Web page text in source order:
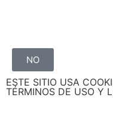
NO
ESTE SITIO USA
TÉRMINOS DE USO Y